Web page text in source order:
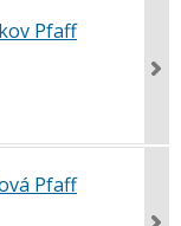
Pfaff
Pfaff